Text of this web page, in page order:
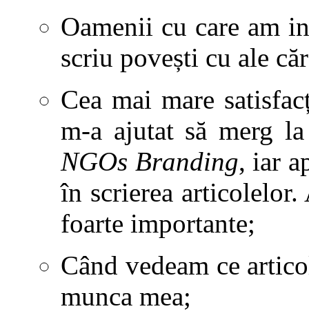
Oamenii cu care am
scriu povești cu ale
Cea mai mare
m-a ajutat să merg
NGOs Branding, iar
în scrierea
foarte importante;
Când vedeam ce
munca mea;